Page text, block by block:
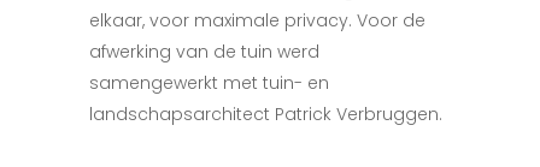
elkaar, voor maximale privacy. Voor de
afwerking van de tuin werd
samengewerkt met tuin- en
landschapsarchitect Patrick Verbruggen.